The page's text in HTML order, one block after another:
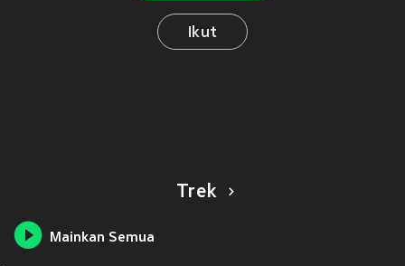
Ikut
Trek
Mainkan Semua